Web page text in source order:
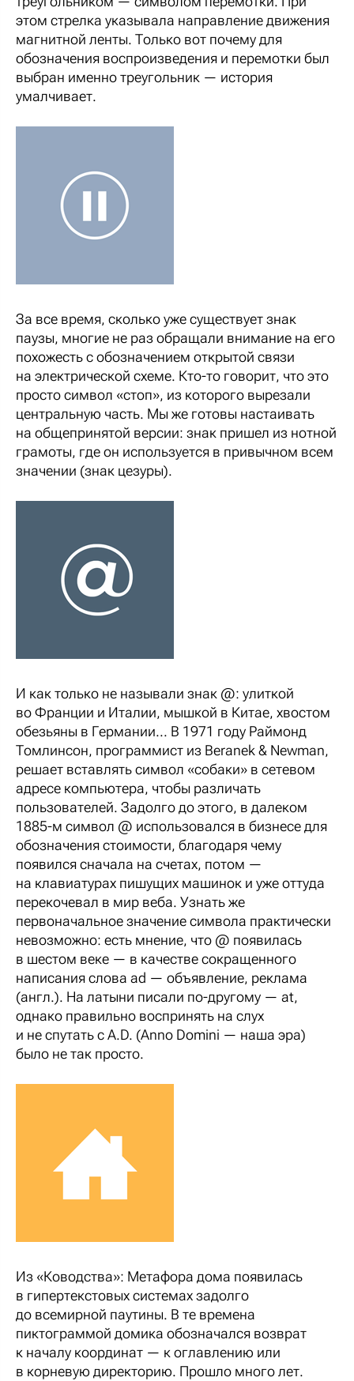
этом стрелка указывала направление движения
магнитной ленты. Только вот почему для
обозначения воспроизведения и перемотки был
выбран именно треугольник — история
умалчивает.
За все время, сколько уже существует знак
паузы, многие не раз обращали внимание на его
похожесть с обозначением открытой связи
на электрической схеме. Кто-то говорит, что это
просто символ «стоп», из которого вырезали
центральную часть. Мы же готовы настаивать
на общепринятой версии: знак пришел из нотной
грамоты, где он используется в привычном всем
значении (знак цезуры).
И как только не называли знак @: улиткой
во Франции и Италии, мышкой в Китае, хвостом
обезьяны в Германии... В 1971 году Раймонд
Томлинсон, программист из Beranek & Newman,
решает вставлять символ «собаки» в сетевом
адресе компьютера, чтобы различать
пользователей. Задолго до этого, в далеком
1885-м символ @ использовался в бизнесе для
обозначения стоимости, благодаря чему
появился сначала на счетах, потом —
на клавиатурах пишущих машинок и уже оттуда
перекочевал в мир веба. Узнать же
первоначальное значение символа практически
невозможно: есть мнение, что @ появилась
в шестом веке — в качестве сокращенного
написания слова ad — объявление, реклама
(англ.). На латыни писали по-другому — at,
однако правильно воспринять на слух
и не спутать с A.D. (Anno Domini — наша эра)
было не так просто.
Из «Ководства»: Метафора дома появилась
в гипертекстовых системах задолго
до всемирной паутины. В те времена
пиктограммой домика обозначался возврат
к началу координат — к оглавлению или
в корневую директорию. Прошло много лет.